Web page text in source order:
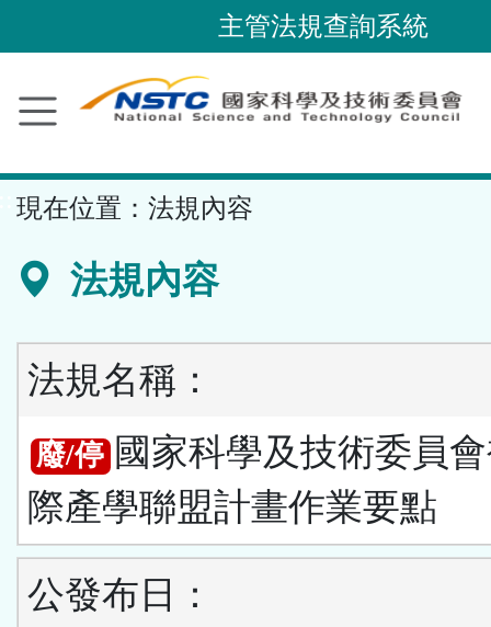
到
要
容
區
主管法規查詢系統
現在位置： 法規內容
法規內容
法規名稱：
廢/停 國家科學及技術委員
際產學聯盟計畫作業要點
公發布日：